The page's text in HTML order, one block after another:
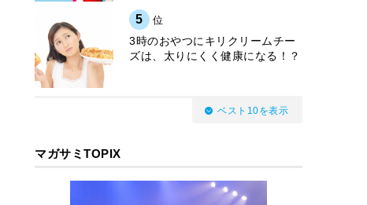
5 位
3時のおやつにキリクリームチー
ズは、太りにくく健康になる！？
ベスト10を表示
マガサミTOPIX